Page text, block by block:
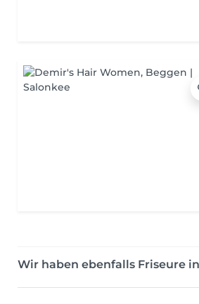
Wir haben ebenfalls Friseure